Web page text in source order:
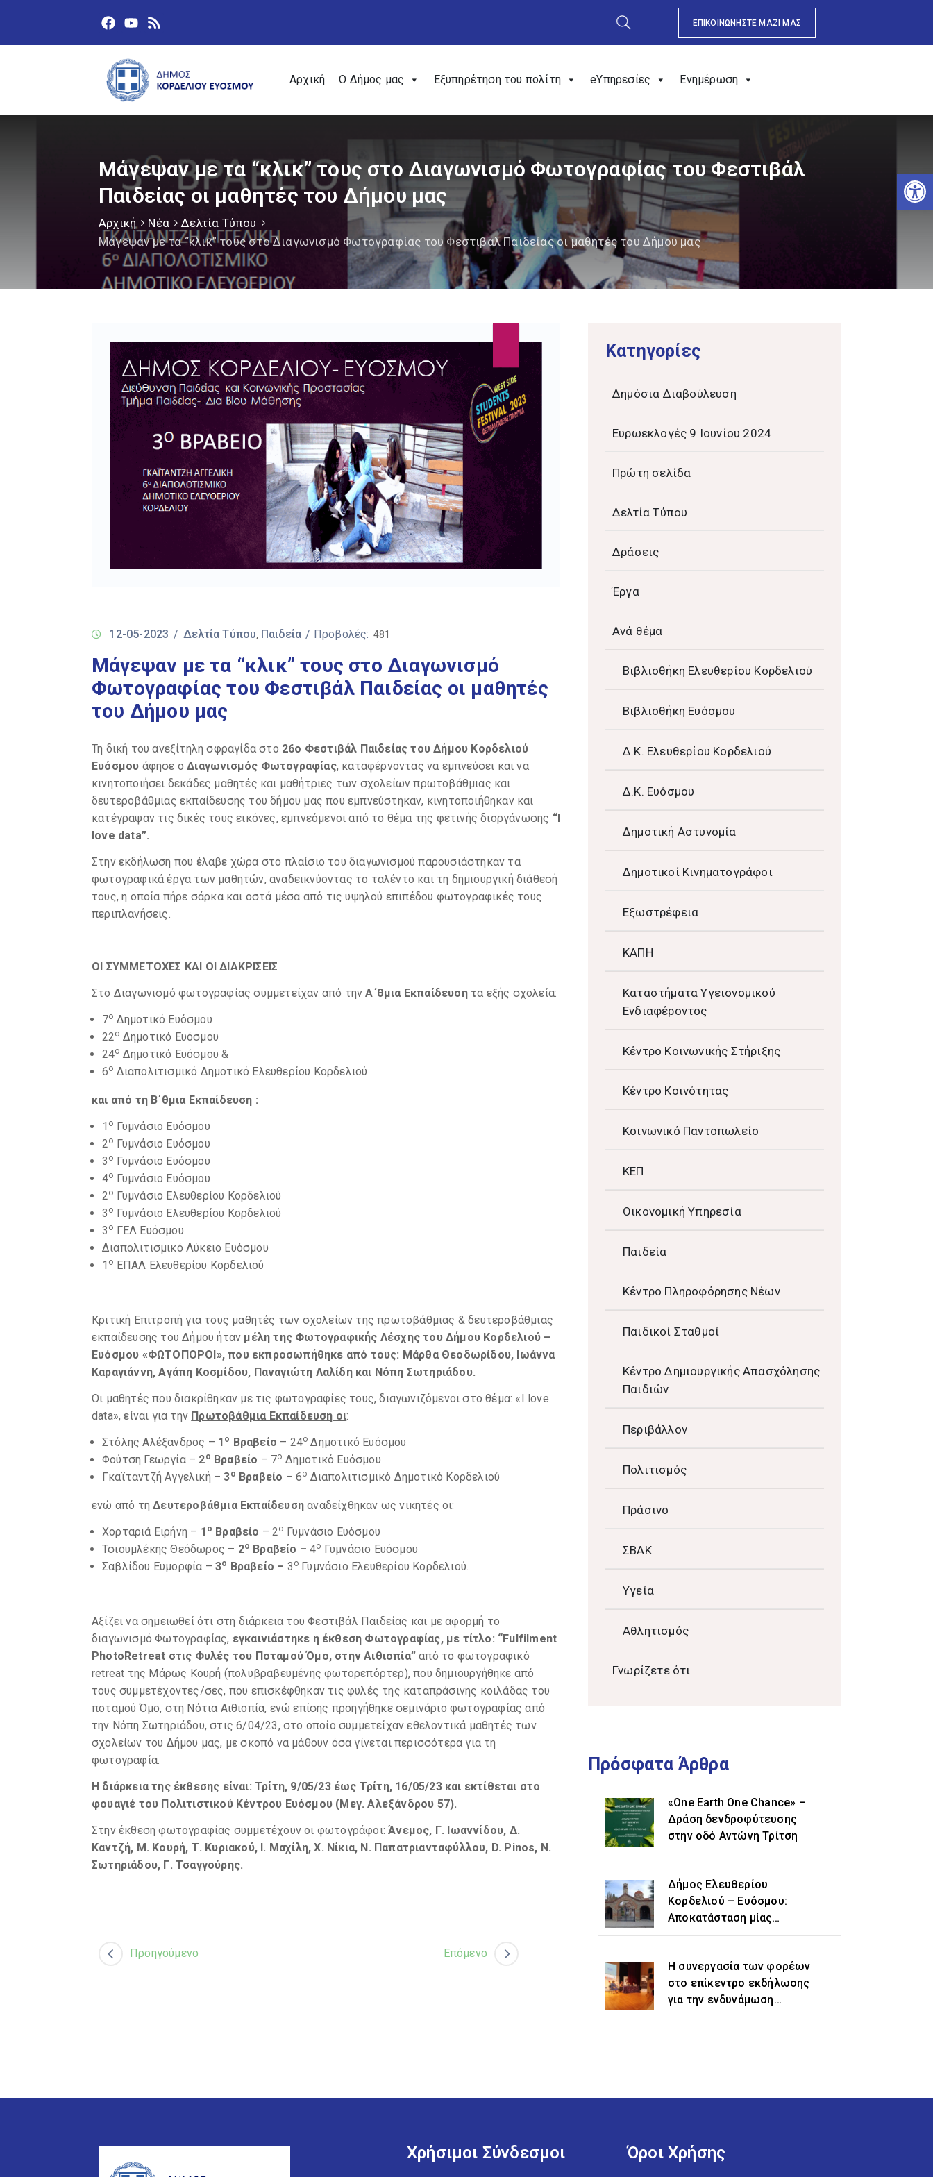
ΕΠΙΚΟΙΝΩΝΗΣΤΕ ΜΑΖΙ ΜΑΣ
Αρχική Ο Δήμος μας Εξυπηρέτηση του πολίτη eΥπηρεσίες Ενημέρωση
Μάγεψαν με τα “κλικ” τους στο Διαγωνισμό Φωτογραφίας του Φεστιβάλ
Παιδείας οι μαθητές του Δήμου μας
Αρχική Νέα
Δελτία Τύπου
Μάγεψαν με τα “κλικ” τους στο Διαγωνισμό Φωτογραφίας του Φεστιβάλ Παιδείας οι μαθητές του Δήμου μας
12-05-2023 / Δελτία Τύπου‚ Παιδεία / Προβολές: 481
Μάγεψαν με τα “κλικ” τους στο Διαγωνισμό
Φωτογραφίας του Φεστιβάλ Παιδείας οι μαθητές
του Δήμου μας
Τη δική του ανεξίτηλη σφραγίδα στο 26ο Φεστιβάλ Παιδείας του Δήμου Κορδελιού
Ευόσμου άφησε οΔιαγωνισμός Φωτογραφίας, καταφέρνοντας να εμπνεύσει και να
κινητοποιήσει δεκάδες μαθητές και μαθήτριες των σχολείων πρωτοβάθμιας και
δευτεροβάθμιας εκπαίδευσης του δήμου μας που εμπνεύστηκαν, κινητοποιήθηκαν και
κατέγραψαν τις δικές τους εικόνες, εμπνεόμενοι από το θέμα της φετινής διοργάνωσης “I
love data”.
Στην εκδήλωση που έλαβε χώρα στο πλαίσιο του διαγωνισμού παρουσιάστηκαν τα
φωτογραφικά έργα των μαθητών, αναδεικνύοντας το ταλέντο και τη δημιουργική διάθεσή
τους, η οποία πήρε σάρκα και οστά μέσα από τις υψηλού επιπέδου φωτογραφικές τους
περιπλανήσεις.
ΟΙ ΣΥΜΜΕΤΟΧΕΣ ΚΑΙ ΟΙ ΔΙΑΚΡΙΣΕΙΣ
Στο Διαγωνισμό φωτογραφίας συμμετείχαν από τηνΑ΄θμια Εκπαίδευση τα εξής σχολεία:
7ο Δημοτικό Ευόσμου
22ο Δημοτικό Ευόσμου
24ο Δημοτικό Ευόσμου &
6ο Διαπολιτισμικό Δημοτικό Ελευθερίου Κορδελιού
και από τη Β΄θμια Εκπαίδευση :
1 ο Γυμνάσιο Ευόσμου
2ο Γυμνάσιο Ευόσμου
3 ο Γυμνάσιο Ευόσμου
4ο Γυμνάσιο Ευόσμου
2ο Γυμνάσιο Ελευθερίου Κορδελιού
3 ο Γυμνάσιο Ελευθερίου Κορδελιού
3 ο ΓΕΛ Ευόσμου
Διαπολιτισμικό Λύκειο Ευόσμου
1 ο ΕΠΑΛ Ελευθερίου Κορδελιού
Κριτική Επιτροπή για τους μαθητές των σχολείων της πρωτοβάθμιας & δευτεροβάθμιας
εκπαίδευσης του Δήμου ήταν μέλη της Φωτογραφικής Λέσχης του Δήμου Κορδελιού –
Ευόσμου «ΦΩΤΟΠΟΡΟΙ», που εκπροσωπήθηκε από τους: Μάρθα Θεοδωρίδου, Ιωάννα
Καραγιάννη, Αγάπη Κοσμίδου, Παναγιώτη Λαλίδη και Νόπη Σωτηριάδου.
Οι μαθητές που διακρίθηκαν με τις φωτογραφίες τους, διαγωνιζόμενοι στο θέμα: «I love
data», είναι για την Πρωτοβάθμια Εκπαίδευση οι:
Στόλης Αλέξανδρος – 1 ο Βραβείο – 24ο Δημοτικό Ευόσμου
Φούτση Γεωργία – 2ο Βραβείο – 7ο Δημοτικό Ευόσμου
Γκαϊταντζή Αγγελική –3ο Βραβείο – 6ο Διαπολιτισμικό Δημοτικό Κορδελιού
ενώ από τηΔευτεροβάθμια Εκπαίδευση αναδείχθηκαν ως νικητές οι:
Χορταριά Ειρήνη – 1 ο Βραβείο – 2ο Γυμνάσιο Ευόσμου
Τσιουμλέκης Θεόδωρος – 2ο Βραβείο –4ο Γυμνάσιο Ευόσμου
Σαβλίδου Ευμορφία – 3ο Βραβείο – 3 ο Γυμνάσιο Ελευθερίου Κορδελιού.
Αξίζει να σημειωθεί ότι στη διάρκεια του Φεστιβάλ Παιδείας και με αφορμή το
διαγωνισμό Φωτογραφίας, εγκαινιάστηκε η έκθεση Φωτογραφίας, με τίτλο: “Fulfilment
PhotoRetreat στις Φυλές του Ποταμού Όμο, στην Αιθιοπία” από το φωτογραφικό
retreat της Μάρως Κουρή (πολυβραβευμένης φωτορεπόρτερ), που δημιουργήθηκε από
τους συμμετέχοντες/σες, που επισκέφθηκαν τις φυλές της καταπράσινης κοιλάδας του
ποταμού Όμο, στη Νότια Αιθιοπία, ενώ επίσης προηγήθηκε σεμινάριο φωτογραφίας από
την Νόπη Σωτηριάδου, στις 6/04/23, στο οποίο συμμετείχαν εθελοντικά μαθητές των
σχολείων του Δήμου μας, με σκοπό να μάθουν όσα γίνεται περισσότερα για τη
φωτογραφία.
Η διάρκεια της έκθεσης είναι: Τρίτη, 9/05/23 έως Τρίτη, 16/05/23 και εκτίθεται στο
φουαγιέ του Πολιτιστικού Κέντρου Ευόσμου (Μεγ. Αλεξάνδρου 57).
Στην έκθεση φωτογραφίας συμμετέχουν οι φωτογράφοι:Άνεμος, Γ. Ιωαννίδου, Δ.
Καντζή, Μ. Κουρή, Τ. Κυριακού, Ι. Μαχίλη, Χ. Νίκια, Ν. Παπατριανταφύλλου, D. Pinos, Ν.
Σωτηριάδου, Γ. Τσαγγούρης.
Προηγούμενο Επόμενο
Kατηγορίες
Δημόσια Διαβούλευση
Ευρωεκλογές 9 Ιουνίου 2024
Πρώτη σελίδα
Δελτία Τύπου
Δράσεις
Έργα
Ανά θέμα
Βιβλιοθήκη Ελευθερίου Κορδελιού
Βιβλιοθήκη Ευόσμου
Δ.Κ. Ελευθερίου Κορδελιού
Δ.Κ. Ευόσμου
Δημοτική Αστυνομία
Δημοτικοί Κινηματογράφοι
Εξωστρέφεια
ΚΑΠΗ
Καταστήματα Υγειονομικού
Ενδιαφέροντος
Κέντρο Κοινωνικής Στήριξης
Κέντρο Κοινότητας
Κοινωνικό Παντοπωλείο
ΚΕΠ
Οικονομική Υπηρεσία
Παιδεία
Κέντρο Πληροφόρησης Νέων
Παιδικοί Σταθμοί
Κέντρο Δημιουργικής Απασχόλησης
Παιδιών
Περιβάλλον
Πολιτισμός
Πράσινο
ΣΒΑΚ
Υγεία
Αθλητισμός
Γνωρίζετε ότι
Πρόσφατα Άρθρα
«One Earth One Chance» –
Δράση δενδροφύτευσης
στην οδό Αντώνη Τρίτση
Δήμος Ελευθερίου
Κορδελιού – Ευόσμου:
Αποκατάσταση μίας
ιστορικής αδικίας η
«Ελευθέριο» στην
ονομασία του δήμου
Η συνεργασία των φορέων
στο επίκεντρο εκδήλωσης
για την ενδυνάμωση
Χρήσιμοι Σύνδεσμοι Όροι Χρήσης